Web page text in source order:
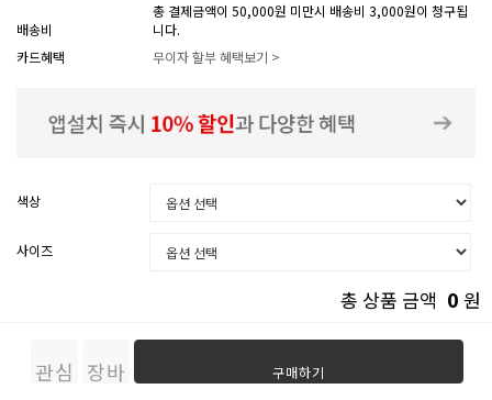
배송비
총 결제금액이 50,000원 미만시 배송비 3,000원이 청구됩
니다.
카드혜택
무이자 할부 혜택보기 >
색상
사이즈
총 상품 금액 0 원
관심
장바
구매하기